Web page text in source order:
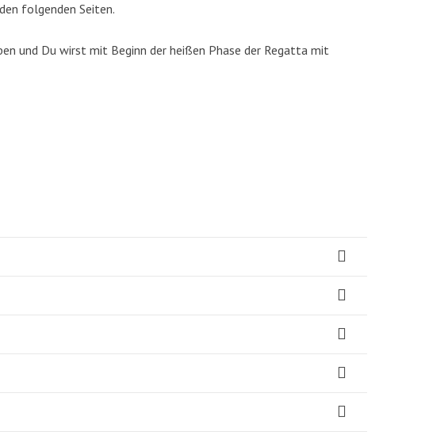
folgenden Seiten.
und Du wirst mit Beginn der heißen Phase der Regatta mit